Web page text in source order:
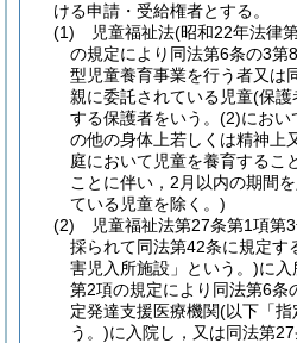
ける申請・受給権者とする。
(1) 児童福祉法(昭和22年法律
の規定により同法第6条の3第
型児童養育事業を行う者又は
親に委託されている児童(保
する保護者をいう。(2)にお
の他の身体上若しくは精神上
庭において児童を養育するこ
ことに伴い，2月以内の期間
ている児童を除く。)
(2) 児童福祉法第27条第1項第
採られて同法第42条に規定す
害児入所施設」という。)に
第2項の規定により同法第6条
定発達支援医療機関(以下「
う。)に入院し，又は同法第